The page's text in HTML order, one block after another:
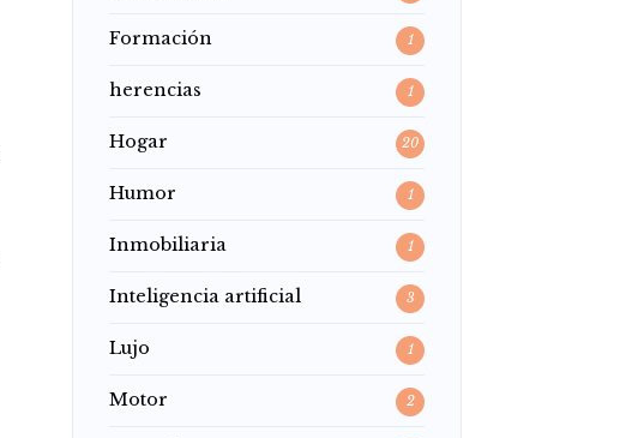
Formación 1
herencias 1
Hogar 20
Humor 1
Inmobiliaria 1
Inteligencia artificial 3
Lujo 1
Motor 2